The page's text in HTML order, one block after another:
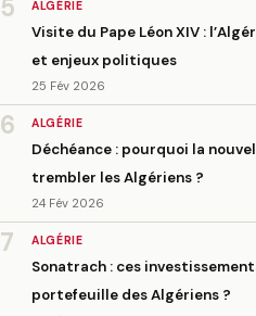
5 ALGÉRIE
Visite du Pape Léon XIV :
et enjeux politiques
25 Fév 2026
6 ALGÉRIE
Déchéance : pourquoi la
trembler les Algériens ?
24 Fév 2026
7 ALGÉRIE
Sonatrach : ces
portefeuille des Algériens ?